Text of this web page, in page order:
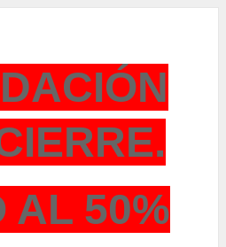
AL 50%